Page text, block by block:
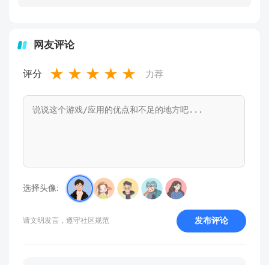
网友评论
评分 ★ ★ ★ ★ ★ 力荐
选择头像:
请文明发言，遵守社区规范 发布评论